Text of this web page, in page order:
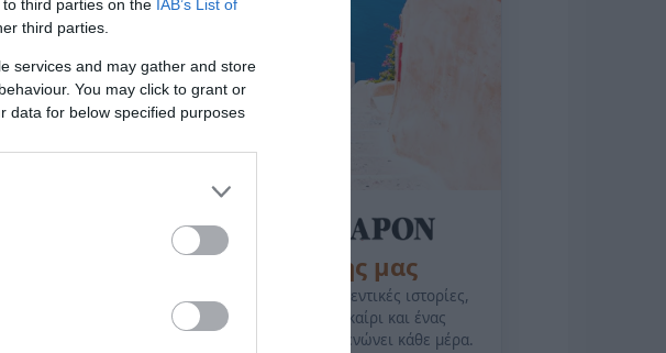
third parties on the IAB’s List of
third parties.
services and may gather and store
You may click to grant or
data for below specified purposes
της Ζωής μας
Οι άνθρωποι, οι αυθεντικές ιστορίες,
το ελληνικό καλοκαίρι και ένας
πολιτισμός που μας ενώνει κάθε μέρα.